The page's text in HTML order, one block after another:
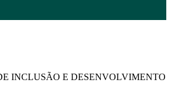
INCLUSÃO E DESENVOLVIMENTO